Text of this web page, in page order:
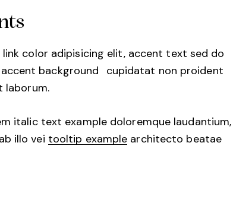
link color adipisicing elit, accent text sed do
accent background
cupidatat non proident
laborum.
italic text example doloremque laudantium,
illo vei tooltip example architecto beatae